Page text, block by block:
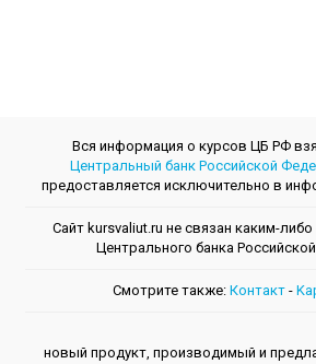
Вся информация о курсов ЦБ РФ
Центральный банк Российской
предоставляется исключительно в
Сайт kursvaliut.ru не связан каким-
Центрального банкa
Смотрите также: Контакт -
новый продукт, производимый и